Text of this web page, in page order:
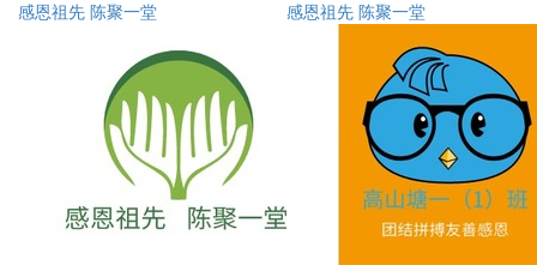
感恩祖先 陈聚一堂
感恩祖先 陈聚一堂